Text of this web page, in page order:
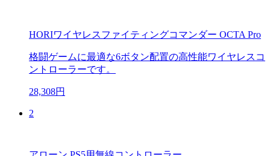
HORIワイヤレスファイティングコマンダー OCTA Pro
格闘ゲームに最適な6ボタン配置の高性能ワイヤレスコ
ントローラーです。
28,308円
2